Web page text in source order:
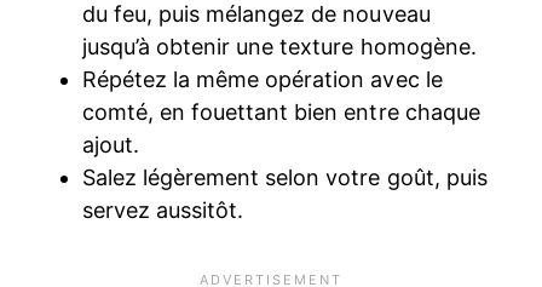
du feu, puis mélangez de nouveau
jusqu’à obtenir une texture homogène.
Répétez la même opération avec le
comté, en fouettant bien entre chaque
ajout.
Salez légèrement selon votre goût, puis
servez aussitôt.